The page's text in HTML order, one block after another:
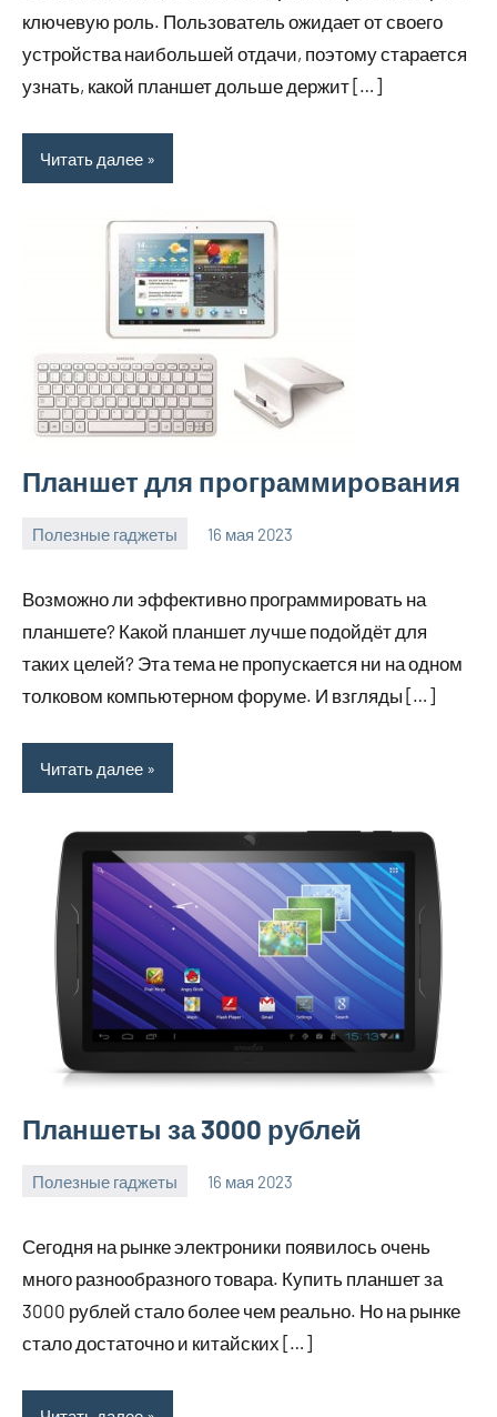
ключевую роль. Пользователь ожидает от своего
устройства наибольшей отдачи, поэтому старается
узнать, какой планшет дольше держит […]
Читать далее
Планшет для программирования
Полезные гаджеты 16 мая 2023
Возможно ли эффективно программировать на
планшете? Какой планшет лучше подойдёт для
таких целей? Эта тема не пропускается ни на одном
толковом компьютерном форуме. И взгляды […]
Читать далее
Планшеты за 3000 рублей
Полезные гаджеты 16 мая 2023
Сегодня на рынке электроники появилось очень
много разнообразного товара. Купить планшет за
3000 рублей стало более чем реально. Но на рынке
стало достаточно и китайских […]